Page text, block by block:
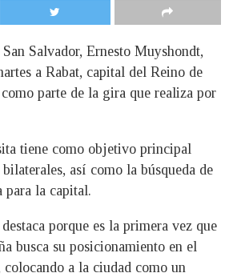
Salvador, Ernesto Muyshondt,
a Rabat, capital del Reino de
parte de la gira que realiza por
tiene como objetivo principal
bilaterales, así como la búsqueda de
para la capital.
porque es la primera vez que
busca su posicionamiento en el
a la ciudad como un